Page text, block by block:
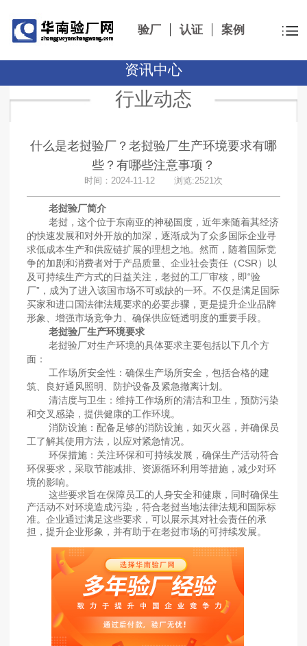
验厂 认证 案例
资讯中心
行业动态
什么是老挝验厂？老挝验厂生产环境要求有哪
些？有哪些注意事项？
时间：2024-11-12 浏览:2521次
老挝验厂简介
老挝，这个位于东南亚的神秘国度，近年来随着其经济
的快速发展和对外开放的加深，逐渐成为了众多国际企业寻
求低成本生产和供应链扩展的理想之地。然而，随着国际竞
争的加剧和消费者对于产品质量、企业社会责任（CSR）以
及可持续生产方式的日益关注，老挝的工厂审核，即“验
厂”，成为了进入该国市场不可或缺的一环。不仅是满足国际
买家和进口国法律法规要求的必要步骤，更是提升企业品牌
形象、增强市场竞争力、确保供应链透明度的重要手段。
老挝验厂生产环境要求
老挝验厂对生产环境的具体要求主要包括以下几个方
面：
工作场所安全性‌：确保生产场所安全，包括合格的建
筑、良好通风照明、防护设备及紧急撤离计划。
‌清洁度与卫生‌：维持工作场所的清洁和卫生，预防污染
和交叉感染，提供健康的工作环境。
‌消防设施‌：配备足够的消防设施，如灭火器，并确保员
工了解其使用方法，以应对紧急情况。
‌环保措施‌：关注环保和可持续发展，确保生产活动符合
环保要求，采取节能减排、资源循环利用等措施，减少对环
境的影响。
这些要求旨在保障员工的人身安全和健康，同时确保生
产活动不对环境造成污染，符合老挝当地法律法规和国际标
准。企业通过满足这些要求，可以展示其对社会责任的承
担，提升企业形象，并有助于在老挝市场的可持续发展‌。